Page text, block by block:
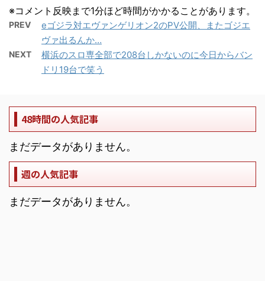
※コメント反映まで1分ほど時間がかかることがあります。
PREV
eゴジラ対エヴァンゲリオン2のPV公開、またゴジエ
ヴァ出るんか…
NEXT
横浜のスロ専全部で208台しかないのに今日からバン
ドリ19台で笑う
48時間の人気記事
まだデータがありません。
週の人気記事
まだデータがありません。